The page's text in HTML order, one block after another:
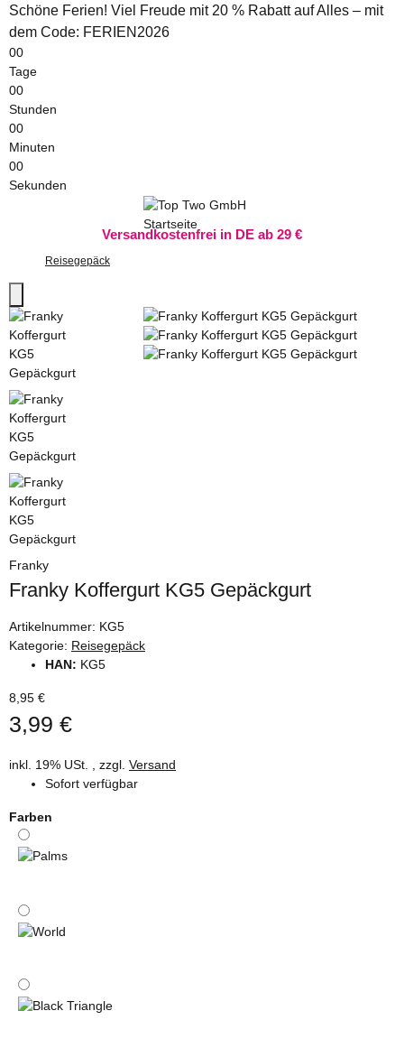
Schöne Ferien! Viel Freude mit 20 % Rabatt auf Alles – mit
dem Code: FERIEN2026
00
Tage
00
Stunden
00
Minuten
00
Sekunden
Versandkostenfrei in DE ab 29 €
Reisegepäck
Franky
Franky Koffergurt KG5 Gepäckgurt
Artikelnummer: KG5
Kategorie: Reisegepäck
HAN: KG5
8,95 €
3,99 €
inkl. 19% USt. , zzgl. Versand
Sofort verfügbar
Farben
Palms
World